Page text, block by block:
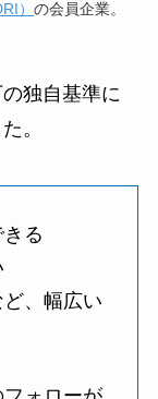
） の会員企業。
独自基準に
。
る
、幅広い